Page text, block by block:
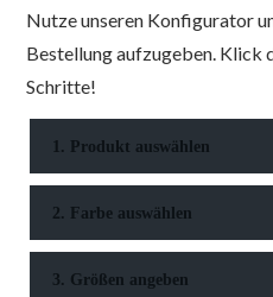
Nutze unseren Konfigurator
Bestellung aufzugeben. Klick
Schritte!
1. Produkt auswählen
2. Farbe auswählen
3. Größen angeben